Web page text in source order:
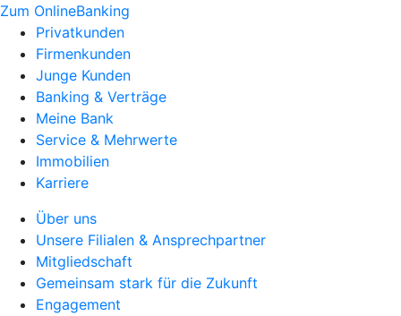
Zum OnlineBanking
Privatkunden
Firmenkunden
Junge Kunden
Banking & Verträge
Meine Bank
Service & Mehrwerte
Immobilien
Karriere
Über uns
Unsere Filialen & Ansprechpartner
Mitgliedschaft
Gemeinsam stark für die Zukunft
Engagement